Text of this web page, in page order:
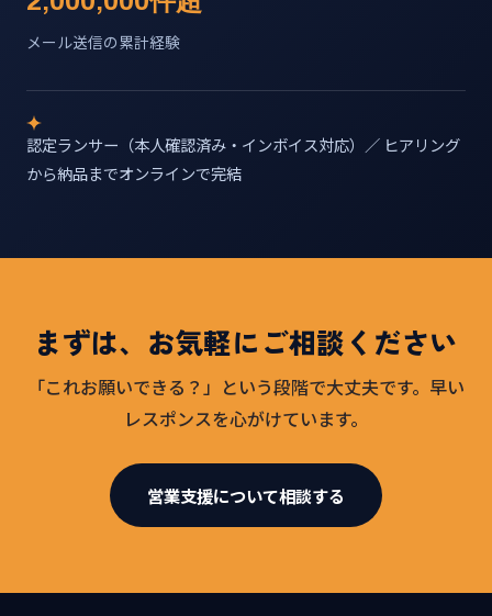
メール送信の累計経験
認定ランサー（本人確認済み・インボイス対応）／ ヒアリング
から納品までオンラインで完結
まずは、お気軽にご相談ください
「これお願いできる？」という段階で大丈夫です。早い
レスポンスを心がけています。
営業支援について相談する